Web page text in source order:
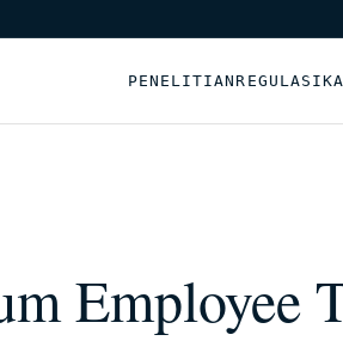
PENELITIANREGULASI
Employee